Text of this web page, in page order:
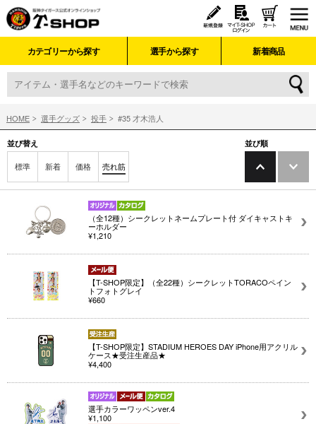
カテゴリーから探す 選手から探す 新着商品
HOME 選手グッズ 投手 #35 才木浩人
並び替え
標準 新着 価格 売れ筋
並び順
（全12種）シークレットネームプレート付 ダイキャストキ
ーホルダー
¥1,210
【T-SHOP限定】（全22種）シークレットTORACOペイン
トフォトグレイ
¥660
【T-SHOP限定】STADIUM HEROES DAY iPhone用アクリル
ケース★受注生産品★
¥4,400
選手カラーワッペンver.4
¥1,100